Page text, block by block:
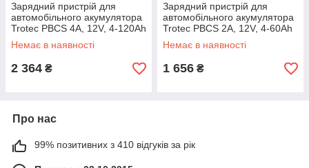
Зарядний пристрій для
автомобільного акумулятора
Trotec PBCS 4A, 12V, 4-120Ah
(4675000005)
Немає в наявності
2 364 ₴
Зарядний пристрій для
автомобільного акумулятора
Trotec PBCS 2A, 12V, 4-60Ah
(4675000001)
Немає в наявності
1 656 ₴
Про нас
99% позитивних з 410 відгуків за рік